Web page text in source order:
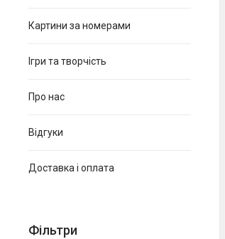
Картини за номерами
Ігри та творчість
Про нас
Відгуки
Доставка і оплата
Фільтри